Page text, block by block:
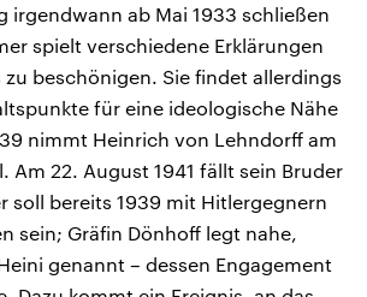
irgendwann ab Mai 1933 schließen
spielt verschiedene Erklärungen
beschönigen. Sie findet allerdings
für eine ideologische Nähe
nimmt Heinrich von Lehndorff am
Am 22. August 1941 fällt sein Bruder
soll bereits 1939 mit Hitlergegnern
sein; Gräfin Dönhoff legt nahe,
genannt – dessen Engagement